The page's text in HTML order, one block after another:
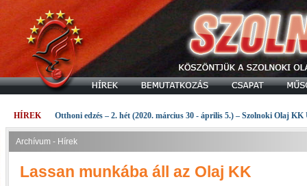
HÍREK Otthoni edzés – 2. hét (2020. március 30 - április 5.) – Szolnoki Olaj KK
Archívum - Hírek
Lassan munkába áll az Olaj KK